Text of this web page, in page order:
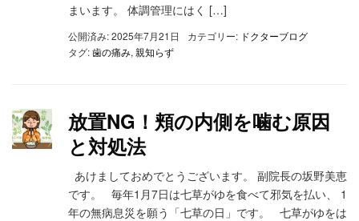
まいます。 体調管理にはく […]
公開済み: 2025年7月21日 カテゴリー: ドクターブログ
タグ:歯の痛み, 親知らず
放置NG！頬の内側を噛む原因
と対処法
あけましておめでとうございます。 副院長の坂野美恵
です。 毎年1月7日は七草がゆを食べて邪気を払い、 1
年の無病息災を願う「七草の日」です。 七草がゆをは